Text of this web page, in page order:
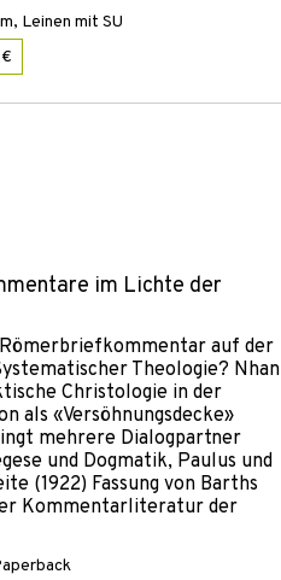
Leinen mit SU
im Lichte der
auf der
Theologie? Nhan
Christologie in der
als «Versöhnungsdecke»
mehrere Dialogpartner
und Dogmatik, Paulus und
(1922) Fassung von Barths
Kommentarliteratur der